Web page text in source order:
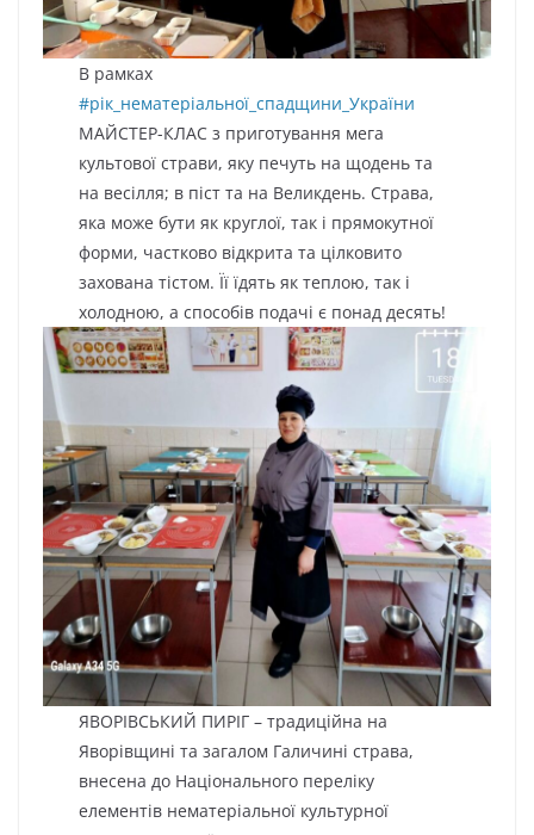
В рамках
#рік_нематеріальної_спадщини_України
МАЙСТЕР-КЛАС з приготування мега
культової страви, яку печуть на щодень та
на весілля; в піст та на Великдень. Страва,
яка може бути як круглої, так і прямокутної
форми, частково відкрита та цілковито
захована тістом. Її їдять як теплою, так і
холодною, а способів подачі є понад десять!
ЯВОРІВСЬКИЙ ПИРІГ – традиційна на
Яворівщині та загалом Галичині страва,
внесена до Національного переліку
елементів нематеріальної культурної